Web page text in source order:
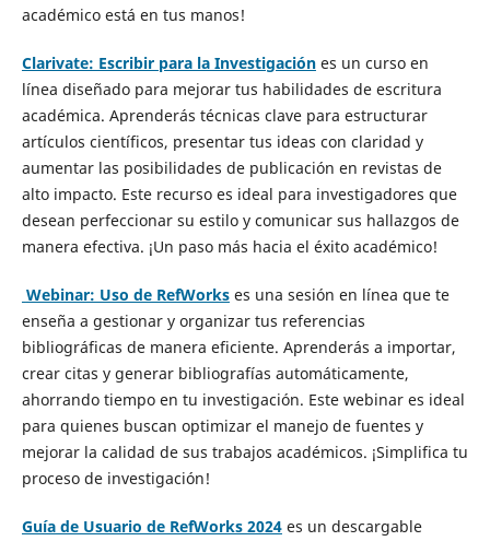
académico está en tus manos!
Clarivate: Escribir para la Investigaciónes un curso en
línea diseñado para mejorar tus habilidades de escritura
académica. Aprenderás técnicas clave para estructurar
artículos científicos, presentar tus ideas con claridad y
aumentar las posibilidades de publicación en revistas de
alto impacto. Este recurso es ideal para investigadores que
desean perfeccionar su estilo y comunicar sus hallazgos de
manera efectiva. ¡Un paso más hacia el éxito académico!
Webinar: Uso de RefWorkses una sesión en línea que te
enseña a gestionar y organizar tus referencias
bibliográficas de manera eficiente. Aprenderás a importar,
crear citas y generar bibliografías automáticamente,
ahorrando tiempo en tu investigación. Este webinar es ideal
para quienes buscan optimizar el manejo de fuentes y
mejorar la calidad de sus trabajos académicos. ¡Simplifica tu
proceso de investigación!
Guía de Usuario de RefWorks 2024es un descargable